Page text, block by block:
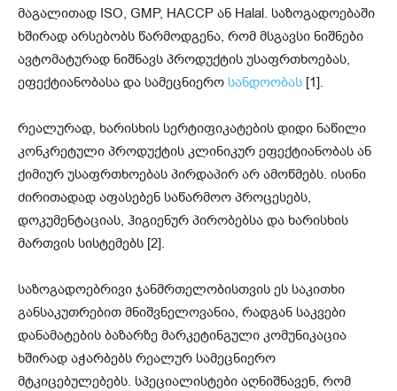
მაგალითად ISO, GMP, HACCP ან Halal. საზოგადოებაში
ხშირად არსებობს წარმოდგენა, რომ მსგავსი ნიშნები
ავტომატურად ნიშნავს პროდუქტის უსაფრთხოებას,
ეფექტიანობასა და სამეცნიერო სანდოობას [1].
რეალურად, ხარისხის სერტიფიკატების დიდი ნაწილი
კონკრეტული პროდუქტის კლინიკურ ეფექტიანობას ან
ქიმიურ უსაფრთხოებას პირდაპირ არ ამოწმებს. ისინი
ძირითადად აფასებენ საწარმოო პროცესებს,
დოკუმენტაციას, ჰიგიენურ პირობებსა და ხარისხის
მართვის სისტემებს [2].
საზოგადოებრივი ჯანმრთელობისთვის ეს საკითხი
განსაკუთრებით მნიშვნელოვანია, რადგან საკვები
დანამატების ბაზარზე მარკეტინგული კომუნიკაცია
ხშირად აჭარბებს რეალურ სამეცნიერო
მტკიცებულებებს. სპეციალისტები აღნიშნავენ, რომ